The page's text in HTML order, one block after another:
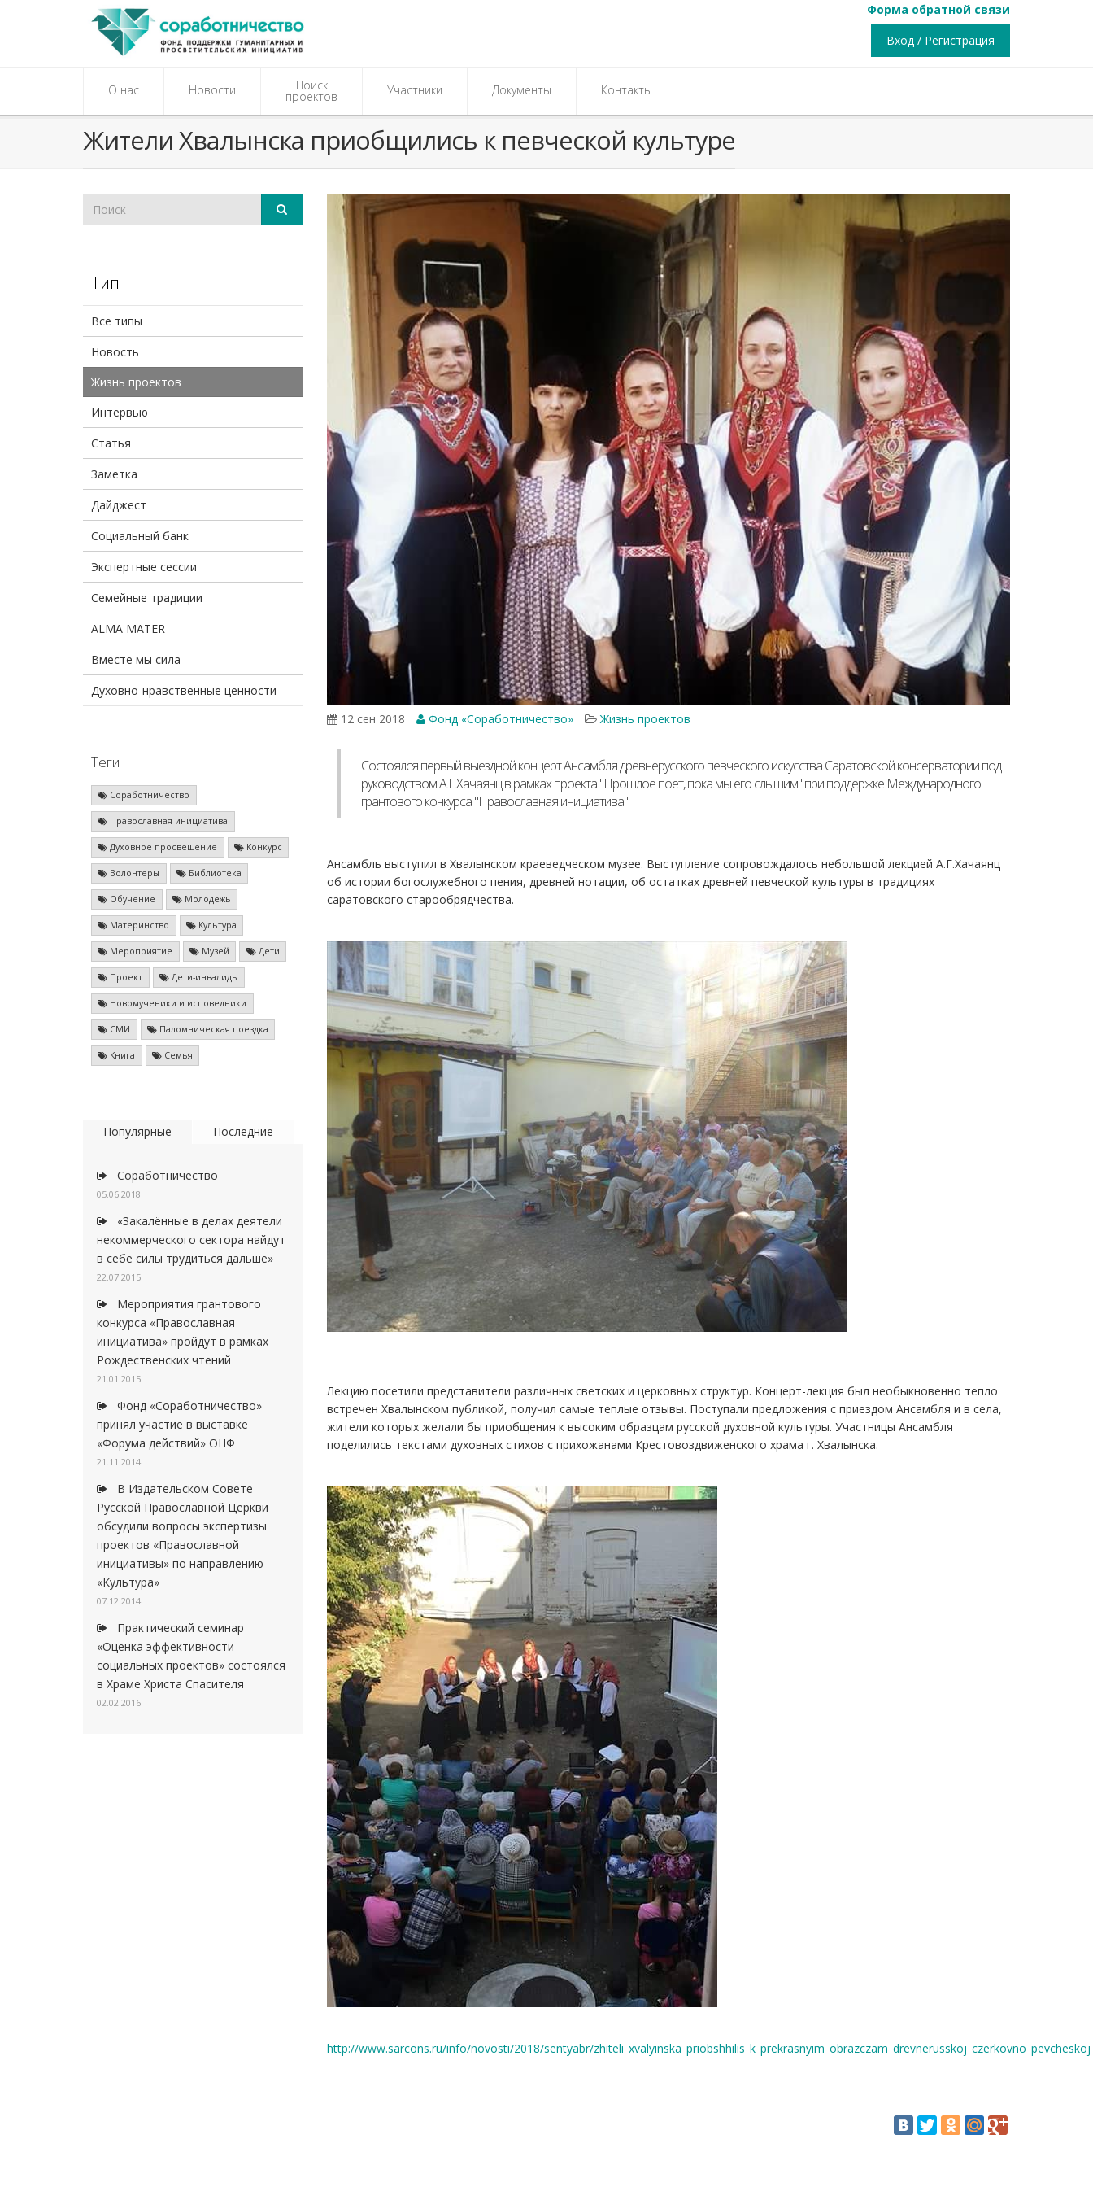
Форма обратной связи
Вход / Регистрация
О нас Новости Поиск
проектов Участники Документы Контакты
Жители Хвалынска приобщились к певческой культуре
Тип
Все типы
Новость
Жизнь проектов
Интервью
Статья
Заметка
Дайджест
Социальный банк
Экспертные сессии
Семейные традиции
ALMA MATER
Вместе мы сила
Духовно-нравственные ценности
Теги
Соработничество
Православная инициатива
Духовное просвещение Конкурс
Волонтеры Библиотека
Обучение Молодежь
Материнство Культура
Мероприятие Музей Дети
Проект Дети-инвалиды
Новомученики и исповедники
СМИ Паломническая поездка
Книга Семья
Популярные Последние
Соработничество
05.06.2018
«Закалённые в делах деятели
некоммерческого сектора найдут
в себе силы трудиться дальше»
22.07.2015
Мероприятия грантового
конкурса «Православная
инициатива» пройдут в рамках
Рождественских чтений
21.01.2015
Фонд «Соработничество»
принял участие в выставке
«Форума действий» ОНФ
21.11.2014
В Издательском Совете
Русской Православной Церкви
обсудили вопросы экспертизы
проектов «Православной
инициативы» по направлению
«Культура»
07.12.2014
Практический семинар
«Оценка эффективности
социальных проектов» состоялся
в Храме Христа Спасителя
02.02.2016
12 сен 2018 Фонд «Соработничество» Жизнь проектов
Состоялся первый выездной концерт Ансамбля древнерусского певческого искусства Саратовской консерватории под
руководством А.Г.Хачаянц в рамках проекта "Прошлое поет, пока мы его слышим" при поддержке Международного
грантового конкурса "Православная инициатива".
Ансамбль выступил в Хвалынском краеведческом музее. Выступление сопровождалось небольшой лекцией А.Г.Хачаянц
об истории богослужебного пения, древней нотации, об остатках древней певческой культуры в традициях
саратовского старообрядчества.
Лекцию посетили представители различных светских и церковных структур. Концерт-лекция был необыкновенно тепло
встречен Хвалынском публикой, получил самые теплые отзывы. Поступали предложения с приездом Ансамбля и в села,
жители которых желали бы приобщения к высоким образцам русской духовной культуры. Участницы Ансамбля
поделились текстами духовных стихов с прихожанами Крестовоздвиженского храма г. Хвалынска.
http://www.sarcons.ru/info/novosti/2018/sentyabr/